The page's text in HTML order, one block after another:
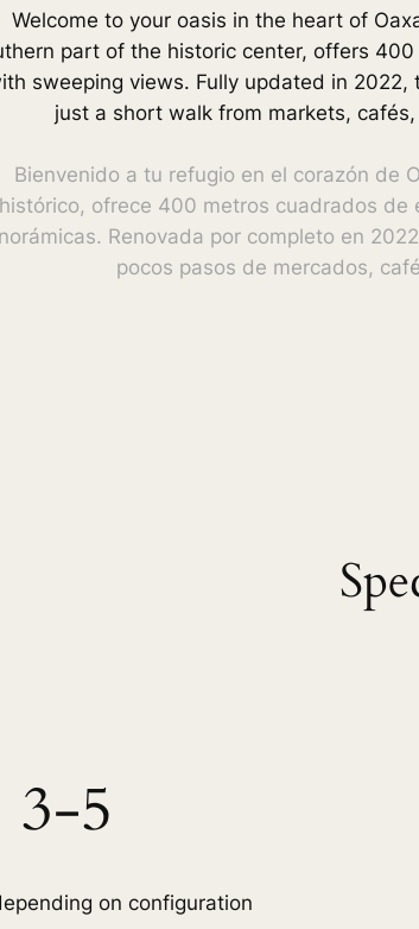
Welcome to your oasis in the heart of
part of the historic center, offers
sweeping views. Fully updated in
just a short walk from markets,
Bienvenido a tu refugio en el corazón de
histórico, ofrece 400 metros cuadrados de
Renovada por completo en
pocos pasos de mercados,
3-5
on configuration